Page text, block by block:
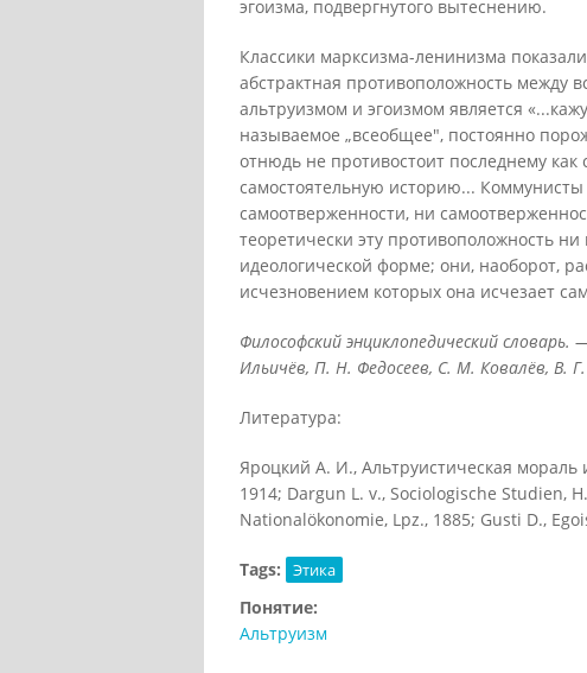
эгоизма, подвергнутого вытеснению.
Классики марксизма-ленинизма
абстрактная противоположность
альтруизмом и эгоизмом является
называемое „всеобщее", постоянно
отнюдь не противостоит последнему
самостоятельную историю...
самоотверженности, ни
теоретически эту противоположность
идеологической форме; они, наоборот,
исчезновением которых она исчезает
Философский энциклопедический
Ильичёв, П. Н. Федосеев, С. М. Ковалёв, В.
Литература:
Яpоцкий А. И., Альтруистическая
1914; Dargun L. v., Sociologische
Nationalökonomie, Lpz., 1885; Gusti D.,
Tags: Этика
Понятие:
Альтруизм